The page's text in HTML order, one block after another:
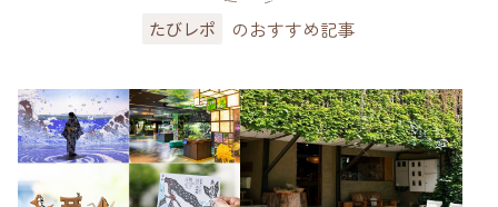
たびレポ のおすすめ記事